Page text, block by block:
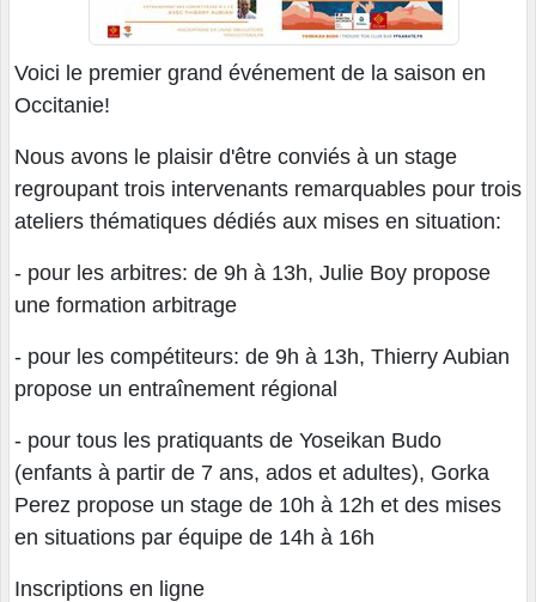
Voici le premier grand événement de la saison en
Occitanie!
Nous avons le plaisir d'être conviés à un stage
regroupant trois intervenants remarquables pour trois
ateliers thématiques dédiés aux mises en situation:
- pour les arbitres: de 9h à 13h, Julie Boy propose
une formation arbitrage
- pour les compétiteurs: de 9h à 13h, Thierry Aubian
propose un entraînement régional
- pour tous les pratiquants de Yoseikan Budo
(enfants à partir de 7 ans, ados et adultes), Gorka
Perez propose un stage de 10h à 12h et des mises
en situations par équipe de 14h à 16h
Inscriptions en ligne